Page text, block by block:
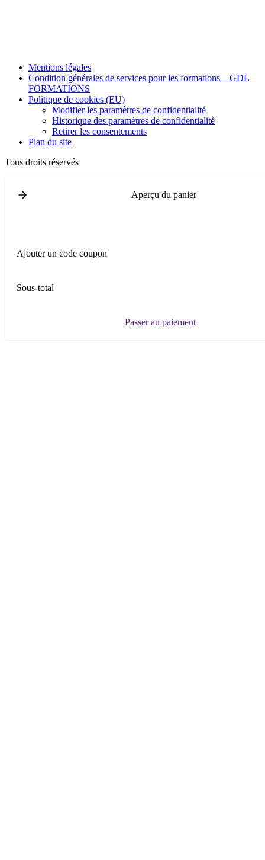
Mentions légales
Condition générales de services pour les formations – GDL
FORMATIONS
Politique de cookies (EU)
Modifier les paramètres de confidentialité
Historique des paramètres de confidentialité
Retirer les consentements
Plan du site
Tous droits réservés
Aperçu du panier
Ajouter un code coupon
Sous-total
Passer au paiement